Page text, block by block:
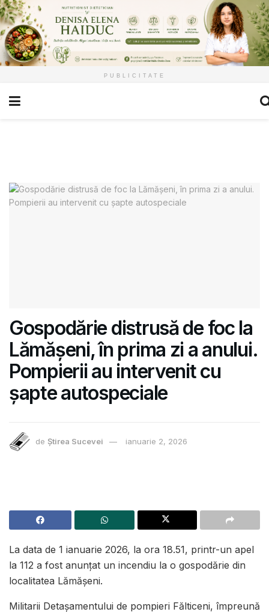
PUBLICITATE
Gospodărie distrusă de foc la
Lămășeni, în prima zi a anului.
Pompierii au intervenit cu
șapte autospeciale
de Știrea Sucevei ianuarie 2, 2026
La data de 1 ianuarie 2026, la ora 18.51, printr-un apel
la 112 a fost anunțat un incendiu la o gospodărie din
localitatea Lămășeni.
Militarii Detașamentului de pompieri Fălticeni, împreună